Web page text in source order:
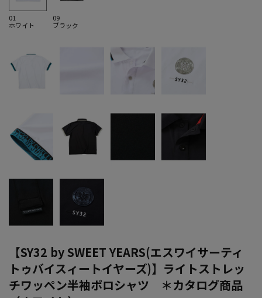
01
ホワイト
09
ブラック
【SY32 by SWEET YEARS(エスワイサーティ
トゥバイスィートイヤーズ)】ライトストレッ
チワッペン半袖ポロシャツ ＊カタログ商品